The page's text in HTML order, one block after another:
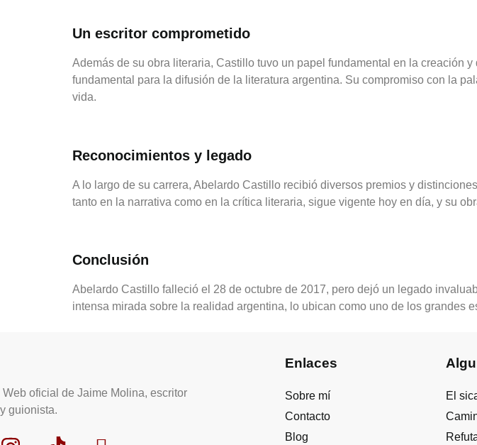
Un escritor comprometido
Además de su obra literaria, Castillo tuvo un papel fundamental en la creación y
fundamental para la difusión de la literatura argentina. Su compromiso con la
vida.
Reconocimientos y legado
A lo largo de su carrera, Abelardo Castillo recibió diversos premios y
tanto en la narrativa como en la crítica literaria, sigue vigente hoy en día, y su
Conclusión
Abelardo Castillo falleció el 28 de octubre de 2017, pero dejó un legado
intensa mirada sobre la realidad argentina, lo ubican como uno de los grandes
Web oficial de Jaime Molina, escritor
y guionista.
Enlaces
Sobre mí
Contacto
Blog
El